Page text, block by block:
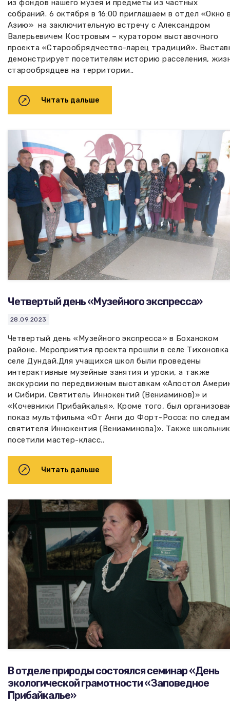
из фондов нашего музея и​ предметы из частных
собраний. 6 октября в 16:00 приглашаем в отдел «Окно
Азию» ​ на заключительную встречу с Александром
Валерьевичем Костровым – куратором выставочного
проекта «Старообрядчество-ларец традиций».
демонстрирует посетителям историю расселения,
старообрядцев на территории..
Читать дальше
Четвертый день «Музейного экспресса»
28.09.2023
Четвертый день «Музейного экспресса» в Боханском
районе. Мероприятия проекта прошли в селе
селе Дундай.Для учащихся школ были проведены
интерактивные музейные занятия и уроки, а также
экскурсии по передвижным выставкам «Апостол
и Сибири. Святитель Иннокентий (Вениаминов)» и
«Кочевники Прибайкалья». Кроме того, был
показ мультфильма «От Анги до Форт-Росса: по следам
святителя Иннокентия (Вениаминова)». Также
посетили мастер-класс..
Читать дальше
В отделе природы состоялся семинар «День
экологической грамотности «Заповедное
Прибайкалье»